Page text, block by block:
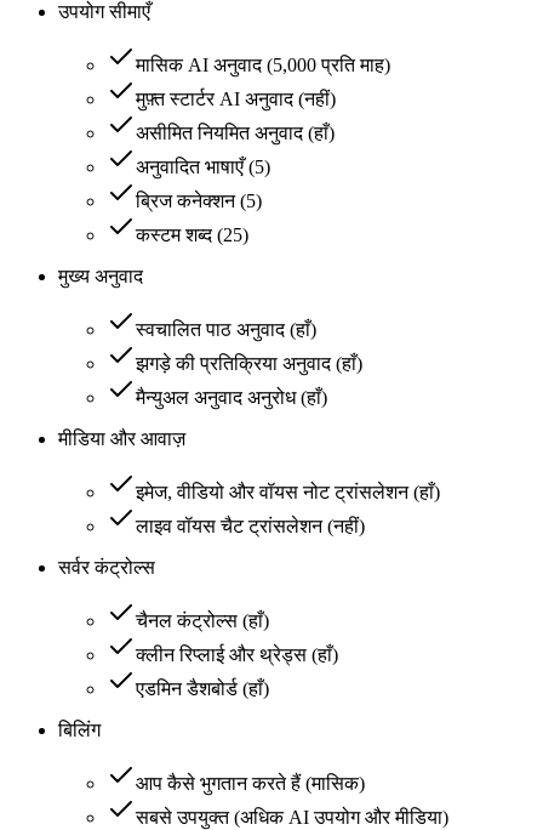
उपयोग सीमाएँ
मासिक AI अनुवाद(5,000 प्रति माह)
मुफ़्त स्टार्टर AI अनुवाद(नहीं)
असीमित नियमित अनुवाद(हाँ)
अनुवादित भाषाएँ(5)
ब्रिज कनेक्शन(5)
कस्टम शब्द(25)
मुख्य अनुवाद
स्वचालित पाठ अनुवाद(हाँ)
झगड़े की प्रतिक्रिया अनुवाद(हाँ)
मैन्युअल अनुवाद अनुरोध(हाँ)
मीडिया और आवाज़
इमेज, वीडियो और वॉयस नोट ट्रांसलेशन(हाँ)
लाइव वॉयस चैट ट्रांसलेशन(नहीं)
सर्वर कंट्रोल्स
चैनल कंट्रोल्स (हाँ)
क्लीन रिप्लाई और थ्रेड्स (हाँ)
एडमिन डैशबोर्ड (हाँ)
बिलिंग
आप कैसे भुगतान करते हैं (मासिक)
सबसे उपयुक्त(अधिक AI उपयोग और मीडिया)